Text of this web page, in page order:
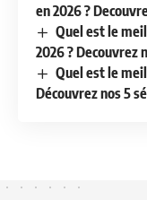
en 2026 ?
Quel est le
2026 ? Decouvrez
Quel est le
Découvrez nos 5